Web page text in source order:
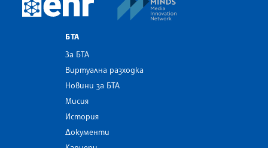
European Newsroom
БТА
За БТА
Виртуална разходка
Новини за БТА
Мисия
История
Документи